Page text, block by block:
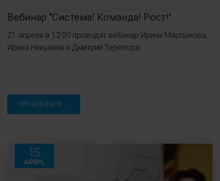
Вебинар "Система! Команда! Рост!"
21 апреля в 12:00 проводят вебинар Ирина Мартынова,
Ирина Никулина и Дмитрий Терепора
ПРОДОВЖИТИ ...
15
APRIL